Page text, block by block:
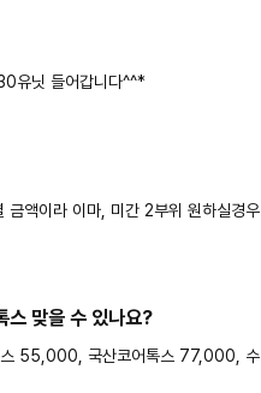
유닛 들어갑니다^^*
금액이라 이마, 미간 2부위 원하실경우
스 맞을 수 있나요?
스 55,000, 국산코어톡스 77,000, 수